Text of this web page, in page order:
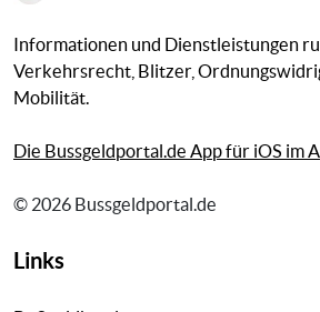
Informationen und Dienstleistungen
Verkehrsrecht, Blitzer,
Mobilität.
Die Bussgeldportal.de App für iOS im
© 2026 Bussgeldportal.de
Links